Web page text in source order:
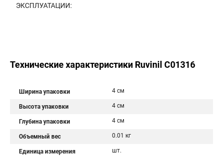
ЭКСПЛУАТАЦИИ:
Технические характеристики Ruvinil С01316
Ширина упаковки 4 см
Высота упаковки 4 см
Глубина упаковки 4 см
Объемный вес 0.01 кг
Единица измерения шт.